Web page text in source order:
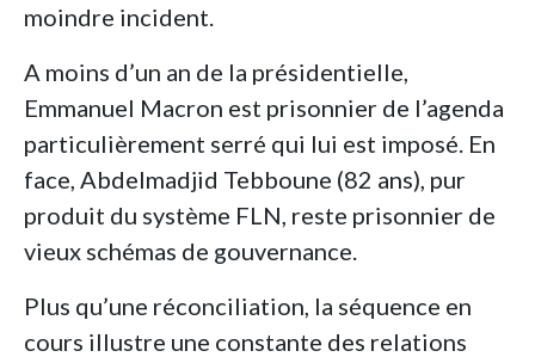
moindre incident.
A moins d’un an de la présidentielle,
Emmanuel Macron est prisonnier de l’agenda
particulièrement serré qui lui est imposé. En
face, Abdelmadjid Tebboune (82 ans), pur
produit du système FLN, reste prisonnier de
vieux schémas de gouvernance.
Plus qu’une réconciliation, la séquence en
cours illustre une constante des relations